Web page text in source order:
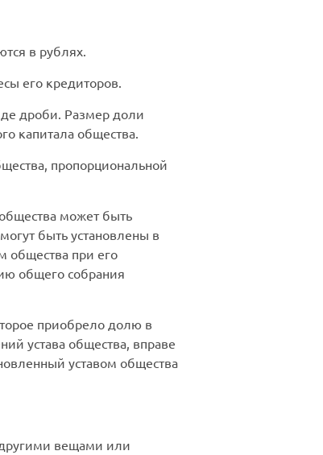
в рублях.
его кредиторов.
дроби. Размер доли
капитала общества.
пропорциональной
может быть
быть установлены в
общества при его
общего собрания
приобрело долю в
устава общества, вправе
уставом общества
вещами или